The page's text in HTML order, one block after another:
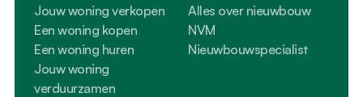
Jouw woning verkopen
Een woning kopen
Een woning huren
Jouw woning
verduurzamen
Alles over nieuwbouw
NVM
Nieuwbouwspecialist